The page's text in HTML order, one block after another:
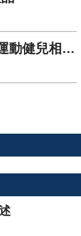
“呦呦鹿鳴·寨美一方” 中外跑步運動健兒相約鹿寨中渡古鎮競風采